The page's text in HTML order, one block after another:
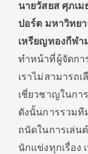
นายวัสยส ศุภเ
ปอร์ต มหาวิทย
เหรียญทองกีฬา
ทำหน้าที่ผู้จัดกา
เราไม่สามารถ
เชี่ยวชาญในกา
ดังนั้นการรวมที
ถนัดในการเล่น
นักแข่งทุกเรื่อง